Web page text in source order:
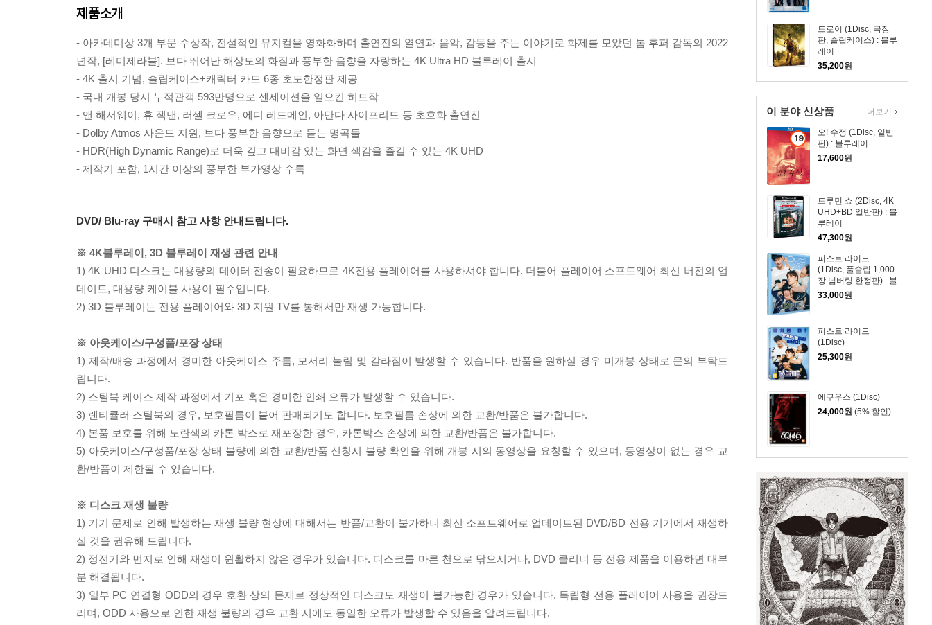
트로이 (1Disc, 극장
판, 슬립케이스) : 블루
레이
35,200원
이 분야 신상품
19
세
이
상
상
품
오! 수정 (1Disc, 일반
판) : 블루레이
17,600원
트루먼 쇼 (2Disc, 4K
UHD+BD 일반판) : 블
루레이
47,300원
퍼스트 라이드
(1Disc, 풀슬립 1,000
장 넘버링 한정판) : 블
루레이
33,000원
퍼스트 라이드
(1Disc)
25,300원
에쿠우스 (1Disc)
24,000원 (5% 할인)
더보기
제품소개
- 아카데미상 3개 부문 수상작, 전설적인 뮤지컬을 영화화하며 출연진의 열연과 음악, 감동을 주는 이야기로 화제를 모았던 톰 후퍼 감독의 2022
년작, [레미제라블]. 보다 뛰어난 해상도의 화질과 풍부한 음향을 자랑하는 4K Ultra HD 블루레이 출시
- 4K 출시 기념, 슬립케이스+캐릭터 카드 6종 초도한정판 제공
- 국내 개봉 당시 누적관객 593만명으로 센세이션을 일으킨 히트작
- 앤 해서웨이, 휴 잭맨, 러셀 크로우, 에디 레드메인, 아만다 사이프리드 등 초호화 출연진
- Dolby Atmos 사운드 지원, 보다 풍부한 음향으로 듣는 명곡들
- HDR(High Dynamic Range)로 더욱 깊고 대비감 있는 화면 색감을 즐길 수 있는 4K UHD
- 제작기 포함, 1시간 이상의 풍부한 부가영상 수록
DVD/ Blu-ray 구매시 참고 사항 안내드립니다.
※ 4K블루레이, 3D 블루레이 재생 관련 안내
1) 4K UHD 디스크는 대용량의 데이터 전송이 필요하므로 4K전용 플레이어를 사용하셔야 합니다. 더불어 플레이어 소프트웨어 최신 버전의 업
데이트, 대용량 케이블 사용이 필수입니다.
2) 3D 블루레이는 전용 플레이어와 3D 지원 TV를 통해서만 재생 가능합니다.
※ 아웃케이스/구성품/포장 상태
1) 제작/배송 과정에서 경미한 아웃케이스 주름, 모서리 눌림 및 갈라짐이 발생할 수 있습니다. 반품을 원하실 경우 미개봉 상태로 문의 부탁드
립니다.
2) 스틸북 케이스 제작 과정에서 기포 혹은 경미한 인쇄 오류가 발생할 수 있습니다.
3) 렌티큘러 스틸북의 경우, 보호필름이 붙어 판매되기도 합니다. 보호필름 손상에 의한 교환/반품은 불가합니다.
4) 본품 보호를 위해 노란색의 카톤 박스로 재포장한 경우, 카톤박스 손상에 의한 교환/반품은 불가합니다.
5) 아웃케이스/구성품/포장 상태 불량에 의한 교환/반품 신청시 불량 확인을 위해 개봉 시의 동영상을 요청할 수 있으며, 동영상이 없는 경우 교
환/반품이 제한될 수 있습니다.
※ 디스크 재생 불량
1) 기기 문제로 인해 발생하는 재생 불량 현상에 대해서는 반품/교환이 불가하니 최신 소프트웨어로 업데이트된 DVD/BD 전용 기기에서 재생하
실 것을 권유해 드립니다.
2) 정전기와 먼지로 인해 재생이 원활하지 않은 경우가 있습니다. 디스크를 마른 천으로 닦으시거나, DVD 클리너 등 전용 제품을 이용하면 대부
분 해결됩니다.
3) 일부 PC 연결형 ODD의 경우 호환 상의 문제로 정상적인 디스크도 재생이 불가능한 경우가 있습니다. 독립형 전용 플레이어 사용을 권장드
리며, ODD 사용으로 인한 재생 불량의 경우 교환 시에도 동일한 오류가 발생할 수 있음을 알려드립니다.